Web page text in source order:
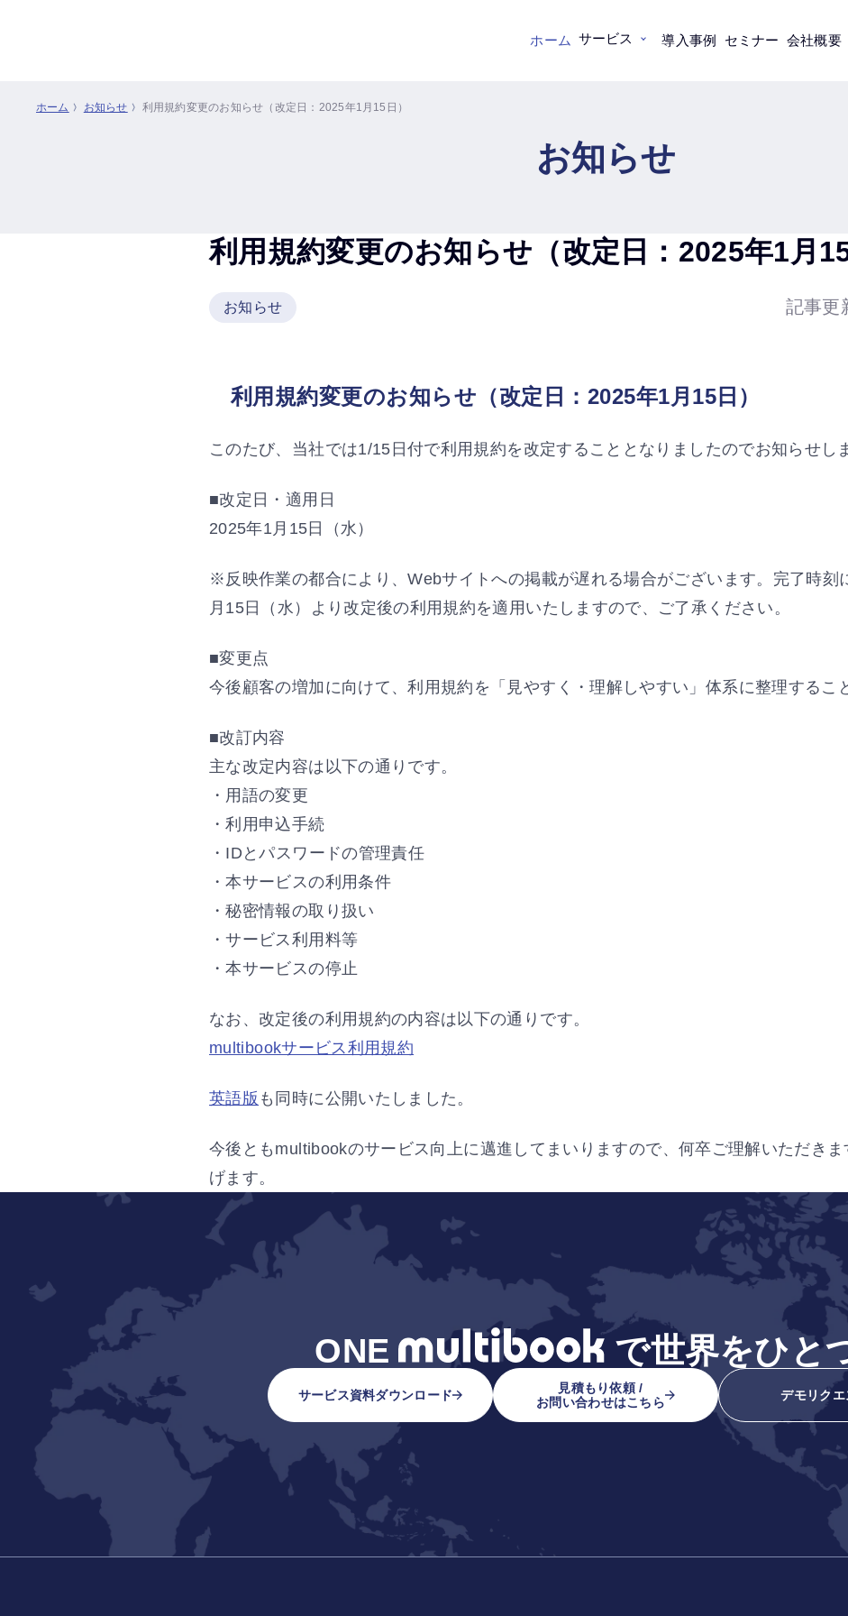
ホーム サービス 導入事例 セミナー 会社概要
ホーム お知らせ 利用規約変更のお知らせ（改定日：2025年1月15日）
お知らせ
利用規約変更のお知らせ（改定日：2025年1月15
お知らせ 記事
利用規約変更のお知らせ（改定日：2025年1月15日）
このたび、当社では1/15日付で利用規約を改定することとなりましたのでお知らせし
■改定日・適用日
2025年1月15日（水）
※反映作業の都合により、Webサイトへの掲載が遅れる場合がございます。完了時刻
月15日（水）より改定後の利用規約を適用いたしますので、ご了承ください。
■変更点
今後顧客の増加に向けて、利用規約を「見やすく・理解しやすい」体系に整理するこ
■改訂内容
主な改定内容は以下の通りです。
・用語の変更
・利用申込手続
・IDとパスワードの管理責任
・本サービスの利用条件
・秘密情報の取り扱い
・サービス利用料等
・本サービスの停止
なお、改定後の利用規約の内容は以下の通りです。
multibookサービス利用規約
英語版 も同時に公開いたしました。
今後ともmultibookのサービス向上に邁進してまいりますので、何卒ご理解いただき
げます。
ONE で世界をひと
サービス資料ダウンロード
見積もり依頼 /
お問い合わせはこちら
デモリクエ